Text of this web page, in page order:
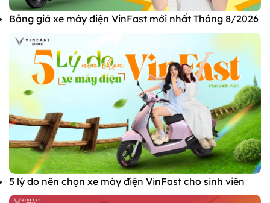
Bảng giá xe máy điện VinFast mới nhất Tháng 8/2026
5 lý do nên chọn xe máy điện VinFast cho sinh viên